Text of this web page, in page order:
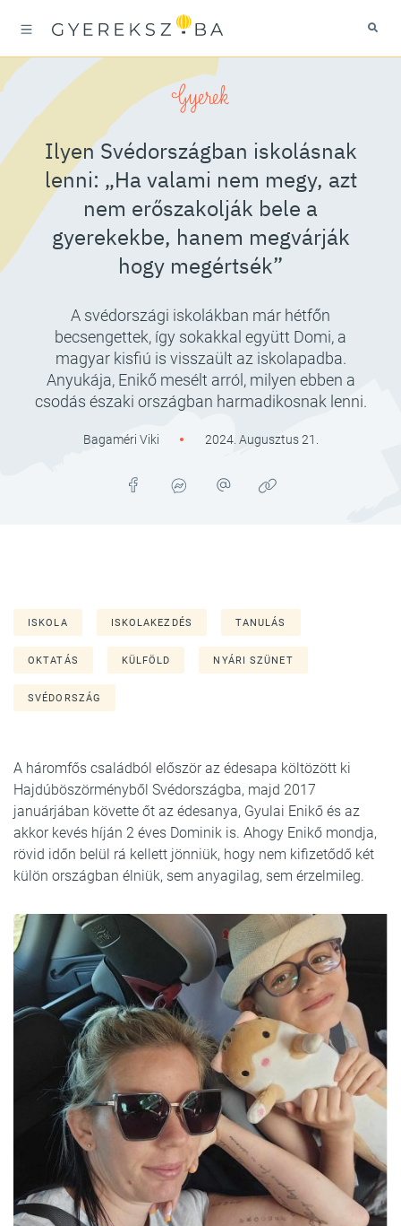
Gyerek
Ilyen Svédországban iskolásnak
lenni: „Ha valami nem megy, azt
nem erőszakolják bele a
gyerekekbe, hanem megvárják
hogy megértsék”
A svédországi iskolákban már hétfőn
becsengettek, így sokakkal együtt Domi, a
magyar kisfiú is visszaült az iskolapadba.
Anyukája, Enikő mesélt arról, milyen ebben a
csodás északi országban harmadikosnak lenni.
Bagaméri Viki 2024. Augusztus 21.
ISKOLA ISKOLAKEZDÉS TANULÁS
OKTATÁS KÜLFÖLD NYÁRI SZÜNET
SVÉDORSZÁG
A háromfős családból először az édesapa költözött ki
Hajdúböszörményből Svédországba, majd 2017
januárjában követte őt az édesanya, Gyulai Enikő és az
akkor kevés híján 2 éves Dominik is. Ahogy Enikő mondja,
rövid időn belül rá kellett jönniük, hogy nem kifizetődő két
külön országban élniük, sem anyagilag, sem érzelmileg.